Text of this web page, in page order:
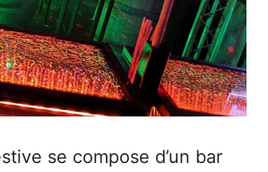
se compose d’un bar